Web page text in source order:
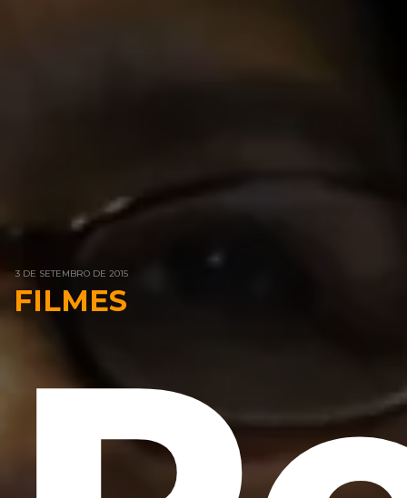
3 DE SETEMBRO DE 2015
FILMES